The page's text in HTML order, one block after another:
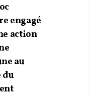
engagé
action
au
du